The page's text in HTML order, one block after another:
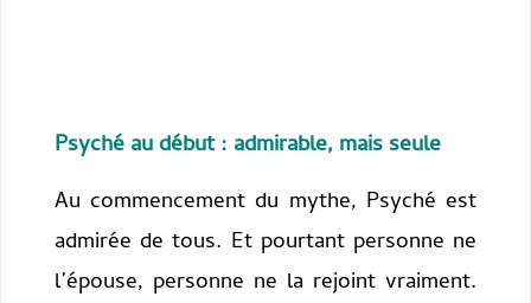
Psyché au début : admirable, mais seule
Au commencement du mythe, Psyché est
admirée de tous. Et pourtant personne ne
l’épouse, personne ne la rejoint vraiment.